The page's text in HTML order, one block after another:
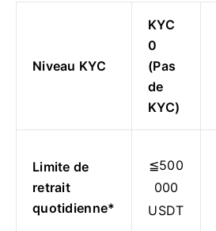
Niveau KYC
KYC
0
(Pas
de
KYC)
Limite de
retrait
quotidienne*
≦500
000
USDT